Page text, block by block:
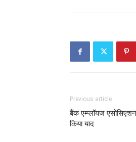
Previous article
बैंक एम्प्लॉयज
किया याद